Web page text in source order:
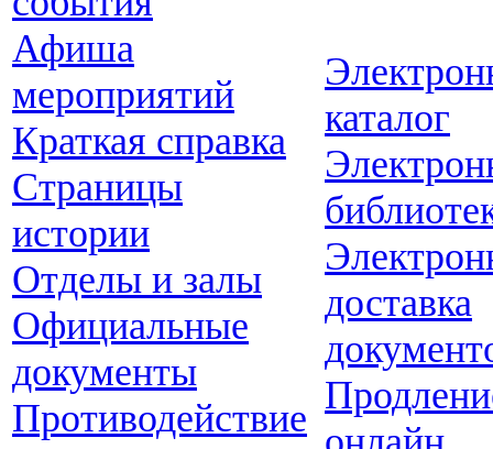
Афиша
мероприятий
Краткая справка
Страницы
истории
Отделы и залы
Официальные
документы
Противодействие
каталог
доставка